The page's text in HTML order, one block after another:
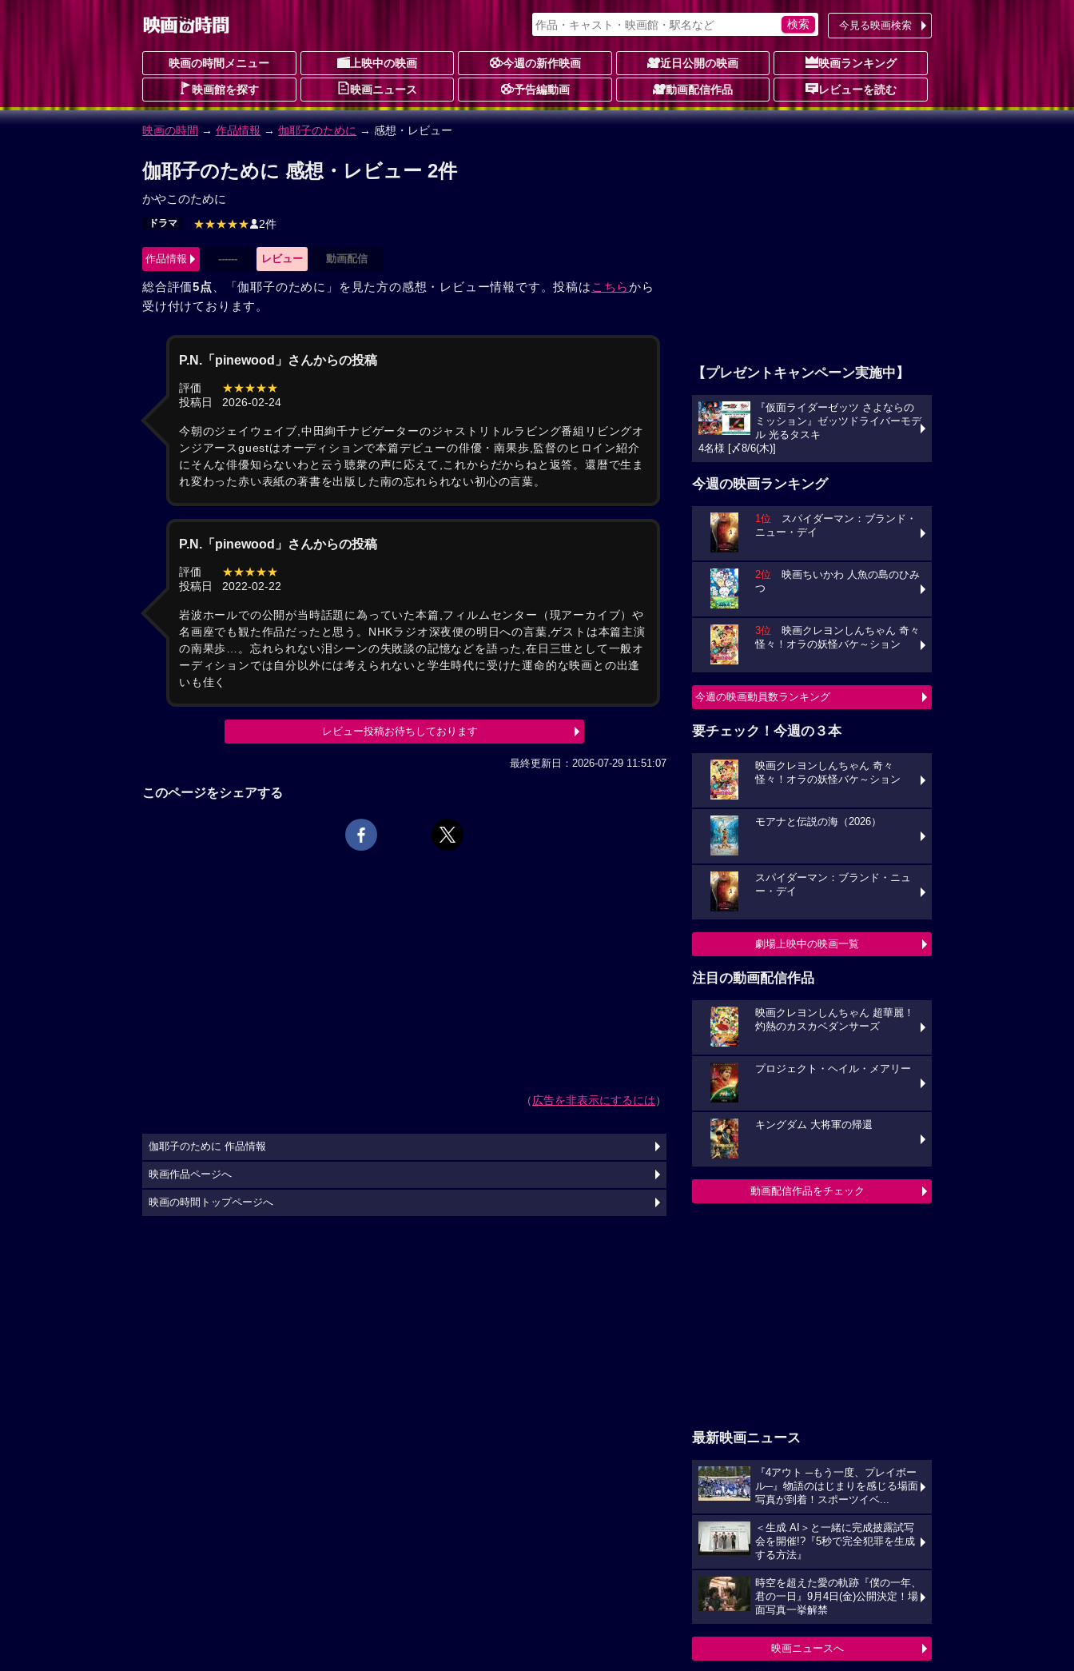
今見る映画検索
映画の時間メニュー 上映中の映画 今週の新作映画 近日公開の映画 映画ランキング
映画館を探す 映画ニュース 予告編動画 動画配信作品 レビューを読む
映画の時間 → 作品情報 → 伽耶子のために → 感想・レビュー
伽耶子のために 感想・レビュー 2件
かやこのために
ドラマ ★★★★★ 2件
作品情報 ------ レビュー 動画配信
総合評価5点 、「伽耶子のために」を見た方の感想・レビュー情報です。投稿は こちらから
受け付けております。
P.N.「pinewood」さんからの投稿
評価
★★★★★
投稿日
2026-02-24
今朝のジェイウェイブ,中田絢千ナビゲーターのジャストリトルラビング番組リビングオ
ンジアースguestはオーディションで本篇デビューの俳優・南果歩,監督のヒロイン紹介
にそんな俳優知らないわと云う聴衆の声に応えて,これからだからねと返答。還暦で生ま
れ変わった赤い表紙の著書を出版した南の忘れられない初心の言葉。
P.N.「pinewood」さんからの投稿
評価
★★★★★
投稿日
2022-02-22
岩波ホールでの公開が当時話題に為っていた本篇,フィルムセンター（現アーカイブ）や
名画座でも観た作品だったと思う。NHKラジオ深夜便の明日への言葉,ゲストは本篇主演
の南果歩…。忘れられない泪シーンの失敗談の記憶などを語った,在日三世として一般オ
ーディションでは自分以外には考えられないと学生時代に受けた運命的な映画との出逢
いも佳く
レビュー投稿お待ちしております
最終更新日：2026-07-29 11:51:07
このページをシェアする
（広告を非表示にするには）
【プレゼントキャンペーン実施中】
『仮面ライダーゼッツ さよならの
ミッション』ゼッツドライバーモデ
ル 光るタスキ
4名様 [〆8/6(木)]
今週の映画ランキング
1位 スパイダーマン：ブランド・
ニュー・デイ
2位 映画ちいかわ 人魚の島のひみ
つ
3位 映画クレヨンしんちゃん 奇々
怪々！オラの妖怪バケ～ション
今週の映画動員数ランキング
要チェック！今週の３本
映画クレヨンしんちゃん 奇々
怪々！オラの妖怪バケ～ション
モアナと伝説の海（2026）
スパイダーマン：ブランド・ニュ
ー・デイ
劇場上映中の映画一覧
注目の動画配信作品
映画クレヨンしんちゃん 超華麗！
灼熱のカスカベダンサーズ
プロジェクト・ヘイル・メアリー
キングダム 大将軍の帰還
動画配信作品をチェック
最新映画ニュース
『4アウト ─もう一度、プレイボー
ル─』物語のはじまりを感じる場面
写真が到着！スポーツイベ...
＜生成 AI＞と一緒に完成披露試写
会を開催!?『5秒で完全犯罪を生成
する方法』
時空を超えた愛の軌跡『僕の一年、
君の一日』9月4日(金)公開決定！場
面写真一挙解禁
映画ニュースへ
伽耶子のために 作品情報
映画作品ページへ
映画の時間トップページへ